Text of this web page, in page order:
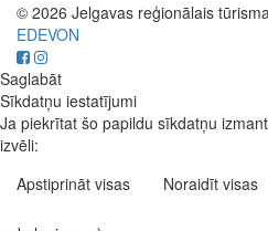
© 2026 Jelgavas reģionālais
EDEVON
Saglabāt
Sīkdatņu iestatījumi
Ja piekrītat šo papildu sīkdatņu
izvēli:
Apstiprināt visas
Noraidīt visas